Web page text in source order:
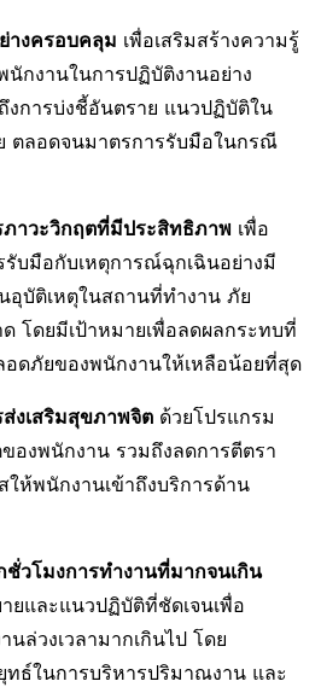
างครอบคลุม เพื่อเสริมสร้างความรู้
กงานในการปฏิบัติงานอย่าง
การบ่งชี้อันตราย แนวปฏิบัติใน
ตลอดจนมาตรการรับมือในกรณี
าวะวิกฤตที่มีประสิทธิภาพ เพื่อ
บมือกับเหตุการณ์ฉุกเฉินอย่างมี
อุบัติเหตุในสถานที่ทำงาน ภัย
โดยมีเป้าหมายเพื่อลดผลกระทบที่
ดภัยของพนักงานให้เหลือน้อยที่สุด
งเสริมสุขภาพจิต ด้วยโปรแกรม
องพนักงาน รวมถึงลดการตีตรา
ให้พนักงานเข้าถึงบริการด้าน
ชั่วโมงการทำงานที่มากจนเกิน
ยและแนวปฏิบัติที่ชัดเจนเพื่อ
นล่วงเวลามากเกินไป โดย
ทธ์ในการบริหารปริมาณงาน และ